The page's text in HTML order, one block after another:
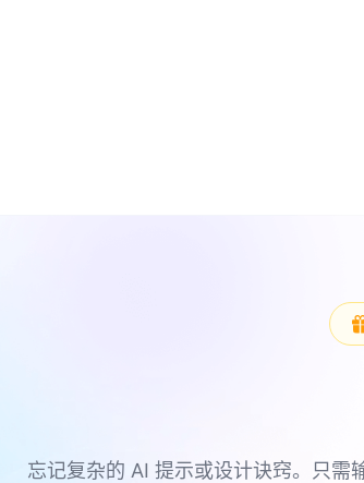
忘记复杂的 AI 提示或设计诀窍。只需